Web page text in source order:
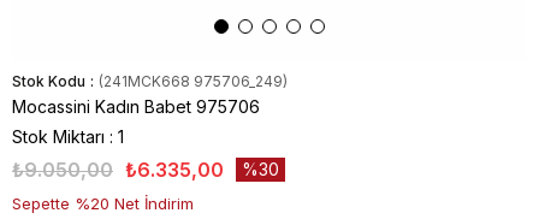
Stok Kodu (241MCK668 975706_249)
Mocassini Kadın Babet 975706
Stok Miktarı : 1
₺9.050,00 ₺6.335,00 30
Sepette %20 Net İndirim